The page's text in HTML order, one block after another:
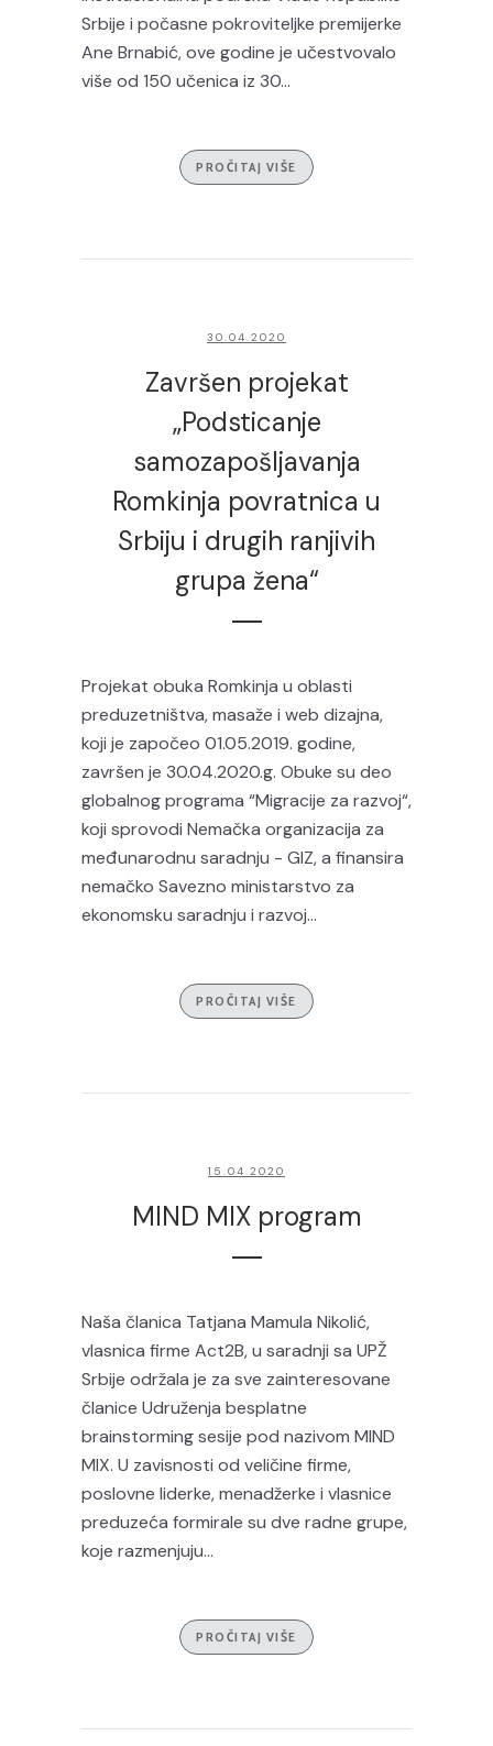
Srbije i počasne pokroviteljke premijerke
Ane Brnabić, ove godine je učestvovalo
više od 150 učenica iz 30...
PROČITAJ VIŠE
30.04.2020
Završen projekat
„Podsticanje
samozapošljavanja
Romkinja povratnica u
Srbiju i drugih ranjivih
grupa žena“
Projekat obuka Romkinja u oblasti
preduzetništva, masaže i web dizajna,
koji je započeo 01.05.2019. godine,
završen je 30.04.2020.g. Obuke su deo
globalnog programa “Migracije za razvoj“,
koji sprovodi Nemačka organizacija za
međunarodnu saradnju - GIZ, a finansira
nemačko Savezno ministarstvo za
ekonomsku saradnju i razvoj...
PROČITAJ VIŠE
15.04.2020
MIND MIX program
Naša članica Tatjana Mamula Nikolić,
vlasnica firme Act2B, u saradnji sa UPŽ
Srbije održala je za sve zainteresovane
članice Udruženja besplatne
brainstorming sesije pod nazivom MIND
MIX. U zavisnosti od veličine firme,
poslovne liderke, menadžerke i vlasnice
preduzeća formirale su dve radne grupe,
koje razmenjuju...
PROČITAJ VIŠE